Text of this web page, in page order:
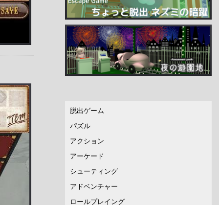
脱出ゲーム
パズル
アクション
アーケード
シューティング
アドベンチャー
ロールプレイング